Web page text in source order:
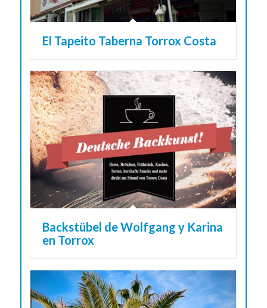
El Tapeito Taberna Torrox Costa
Backstübel de Wolfgang y Karina
en Torrox